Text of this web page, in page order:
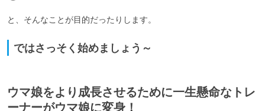
ではさっそく始めましょう～
ウマ娘をより成長させるために一生懸命なトレ
ーナーがウマ娘に変身！